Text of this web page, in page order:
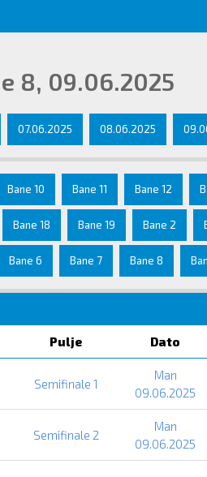
8, 09.06.2025
07.06.2025 08.06.2025
Bane 10 Bane 11 Bane 12
Bane 18 Bane 19 Bane 2
Bane 6 Bane 7 Bane 8
Pulje Dato
Semifinale 1
Man
09.06.2025
Semifinale 2
Man
09.06.2025